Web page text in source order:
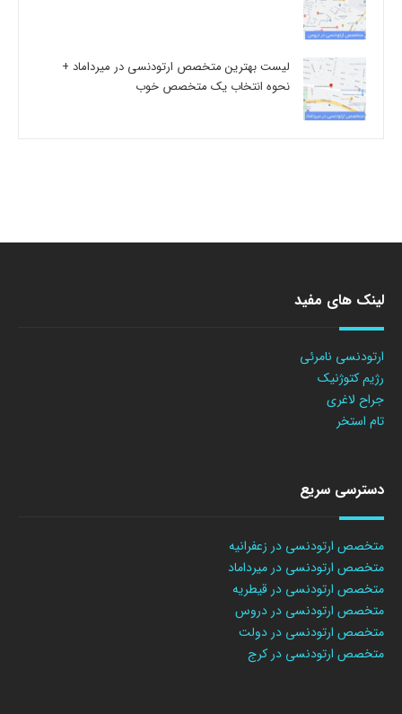
لیست بهترین متخصص ارتودنسی در میرداماد +
نحوه انتخاب یک متخصص خوب
لینک های مفید
ارتودنسی نامرئی
رژیم کتوژنیک
جراح لاغری
تام استخر
دسترسی سریع
متخصص ارتودنسی در زعفرانیه
متخصص ارتودنسی در میرداماد
متخصص ارتودنسی در قیطریه
متخصص ارتودنسی در دروس
متخصص ارتودنسی در دولت
متخصص ارتودنسی در کرج